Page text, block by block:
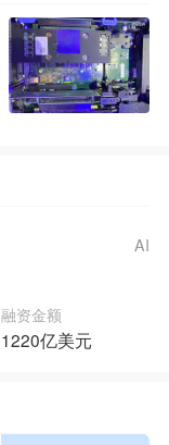
AI
融资金额
1220亿美元